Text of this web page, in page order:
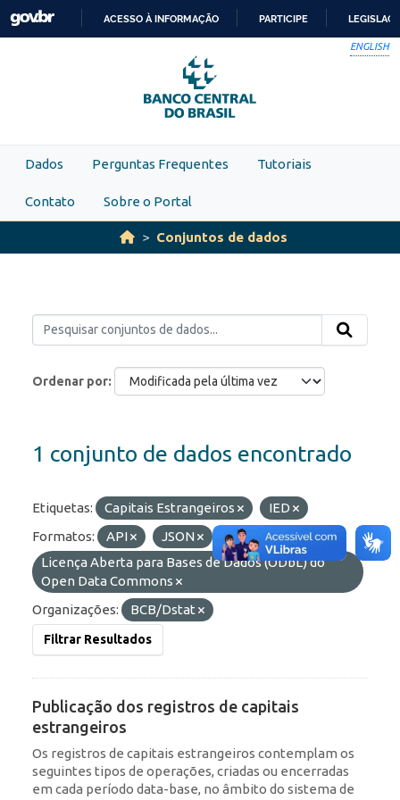
Skip to main content
PARA
O
CONTEÚDO
ACESSO À INFORMAÇÃO PARTICIPE
ENGLISH
Dados Perguntas Frequentes Tutoriais
Contato Sobre o Portal
Conjuntos de dados
Ordenar por
1 conjunto de dados encontrado
Etiquetas: Capitais Estrangeiros
IED
Formatos:
API JSON HTML
Licenças:
Licença Aberta para Bases de Dados (ODbL) do
Open Data Commons
Organizações:
BCB/Dstat
Filtrar Resultados
Publicação dos registros de capitais
estrangeiros
Os registros de capitais estrangeiros contemplam os
seguintes tipos de operações, criadas ou encerradas
em cada período data-base, no âmbito do sistema de